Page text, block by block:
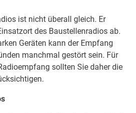
ist nicht überall gleich. Er
des Baustellenradios ab.
Geräten kann der Empfang
manchmal gestört sein. Für
sollten Sie daher die